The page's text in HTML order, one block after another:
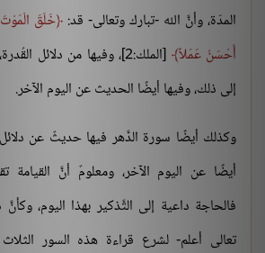
المدّة، وأنَّ الله -تبارك وتعالى- قد: خَلَقَ الْمَوْتَ
أَحْسَنُ عَمَلاً
[الملك:2]، وفيها من دلائل
إلى ذلك، وفيها أيضًا الحديث عن اليوم الآخر.
وكذلك أيضًا سورة الدَّهر فيها حديثٌ عن
أيضًا عن اليوم الآخر، ومعلومٌ أنَّ القيامة
فالحاجة داعية إلى التَّذكير بهذا اليوم،
تعالى أعلم- لشرع قراءة هذه السور